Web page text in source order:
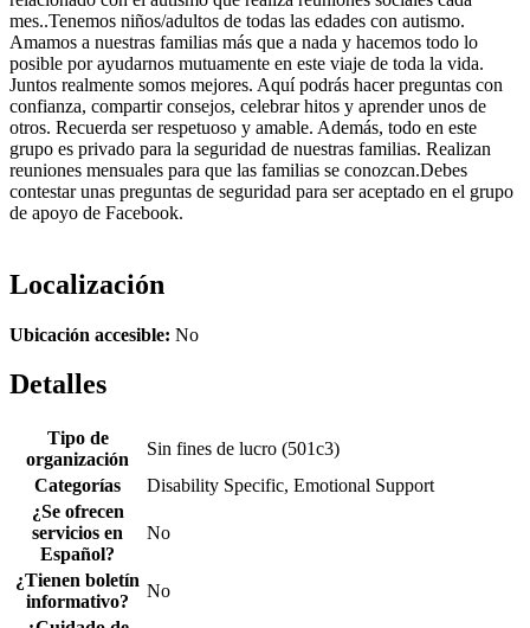
mes..Tenemos niños/adultos de todas las edades con autismo.
Amamos a nuestras familias más que a nada y hacemos todo lo
posible por ayudarnos mutuamente en este viaje de toda la vida.
Juntos realmente somos mejores. Aquí podrás hacer preguntas con
confianza, compartir consejos, celebrar hitos y aprender unos de
otros. Recuerda ser respetuoso y amable. Además, todo en este
grupo es privado para la seguridad de nuestras familias. Realizan
reuniones mensuales para que las familias se conozcan.Debes
contestar unas preguntas de seguridad para ser aceptado en el grupo
de apoyo de Facebook.
Localización
Ubicación accesible: No
Detalles
Tipo de
organización
Sin fines de lucro (501c3)
Categorías
Disability Specific, Emotional Support
¿Se ofrecen
servicios en
Español?
No
¿Tienen boletín
informativo?
No